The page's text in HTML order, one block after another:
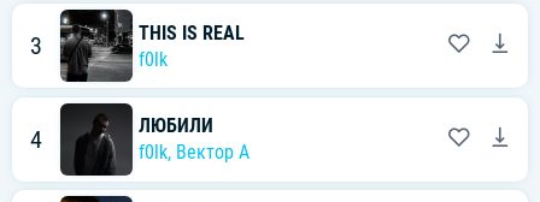
3
THIS IS REAL
f0lk
4
ЛЮБИЛИ
f0lk, Вектор А